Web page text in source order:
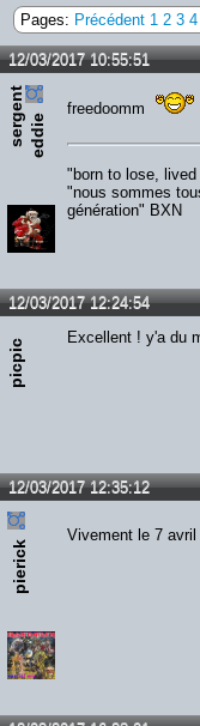
Pages: Précédent 1 2 3 4
12/03/2017 10:55:51
s
e
rg
e
n
t
e
d
d
ie
freedoomm
"born to lose, lived
"nous sommes
génération" BXN
12/03/2017 12:24:54
picpic
Excellent ! y'a du
12/03/2017 12:35:12
pierick
Vivement le 7 avril